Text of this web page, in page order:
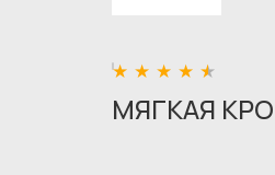
МЯГКАЯ